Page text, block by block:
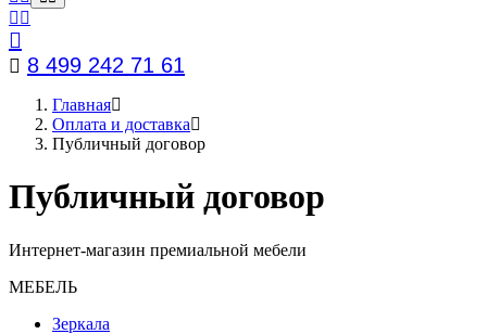
8 499 242 71 61
Главная
Оплата и доставка
Публичный договор
Публичный договор
Интернет-магазин премиальной мебели
МЕБЕЛЬ
Зеркала